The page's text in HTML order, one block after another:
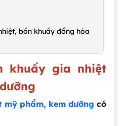
bồn khuấy đồng hóa
khuấy gia nhiệt
mỹ phẩm, kem dưỡng có